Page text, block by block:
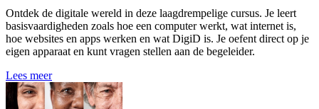
Ontdek de digitale wereld in deze laagdrempelige cursus. Je leert
basisvaardigheden zoals hoe een computer werkt, wat internet is,
hoe websites en apps werken en wat DigiD is. Je oefent direct op je
eigen apparaat en kunt vragen stellen aan de begeleider.
Lees meer